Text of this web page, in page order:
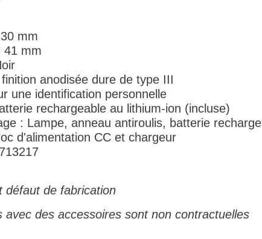
mm
41 mm
anodisée dure de type III
une identification personnelle
rechargeable au lithium-ion (incluse)
: Lampe, anneau antiroulis, batterie
d'alimentation CC et chargeur
défaut de fabrication
avec des accessoires sont non contractuelles